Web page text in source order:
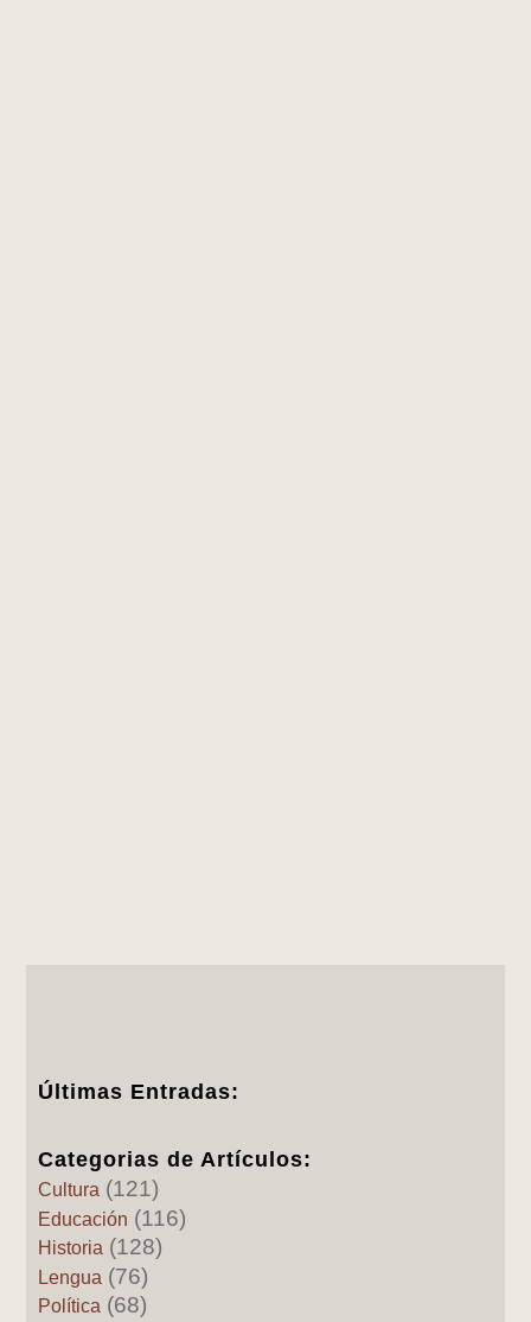
Últimas Entradas:
Categorias de Artículos:
Cultura (121)
Educación (116)
Historia (128)
Lengua (76)
Política (68)